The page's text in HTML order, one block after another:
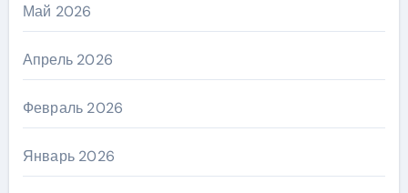
Май 2026
Апрель 2026
Февраль 2026
Январь 2026